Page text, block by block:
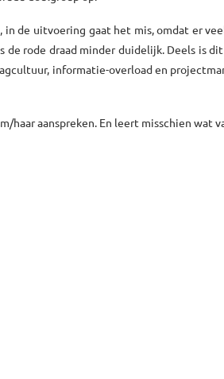
in de uitvoering gaat het mis, omdat er
de rode draad minder duidelijk. Deels is
informatie-overload en
haar aanspreken. En leert misschien wat